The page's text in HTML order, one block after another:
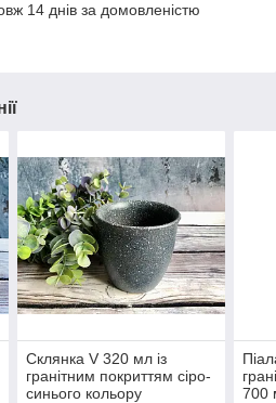
14 днів за домовленістю
Склянка V 320 мл із
гранітним покриттям сіро-
синього кольору
700